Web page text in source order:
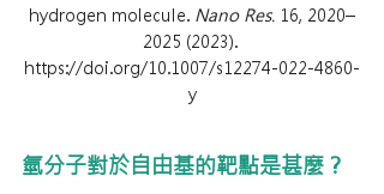
hydrogen molecule. Nano Res. 16, 2020–
2025 (2023).
https://doi.org/10.1007/s12274-022-4860-
y
氫分子對於自由基的靶點是甚麼？